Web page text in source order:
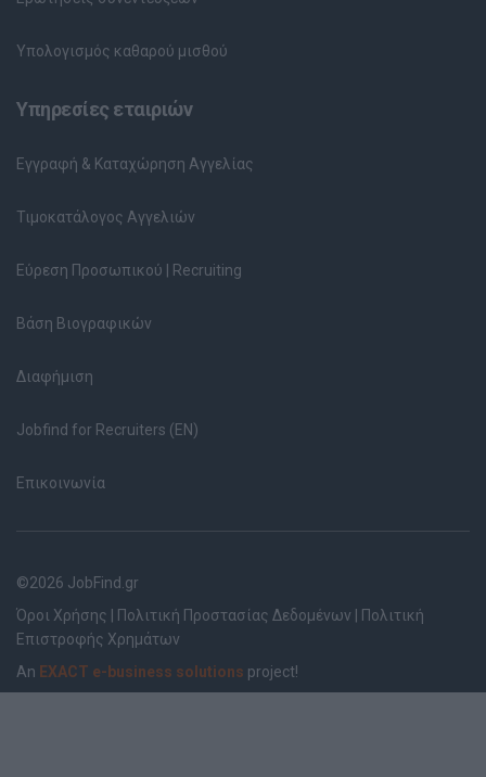
Υπολογισμός καθαρού μισθού
Υπηρεσίες εταιριών
Εγγραφή & Καταχώρηση Αγγελίας
Τιμοκατάλογος Αγγελιών
Εύρεση Προσωπικού | Recruiting
Βάση Βιογραφικών
Διαφήμιση
Jobfind for Recruiters (EN)
Επικοινωνία
©2026 JobFind.gr
Όροι Χρήσης
Πολιτική Προστασίας Δεδομένων
Πολιτική
Επιστροφής Χρημάτων
An EXACT e-business solutions project!